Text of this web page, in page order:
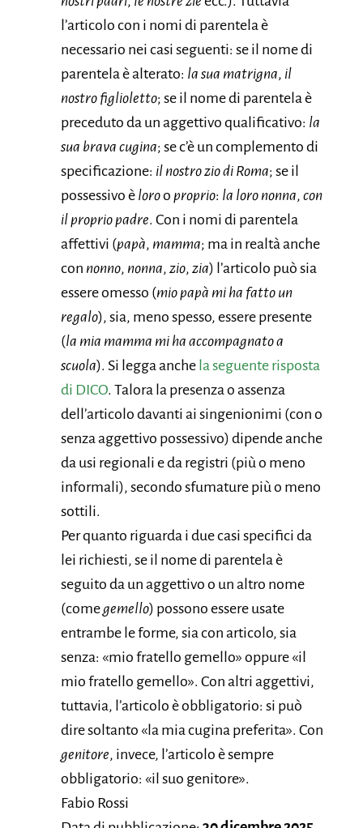
l’articolo con i nomi di parentela è
necessario nei casi seguenti: se il nome di
parentela è alterato: la sua matrigna, il
nostro figlioletto; se il nome di parentela è
preceduto da un aggettivo qualificativo: la
sua brava cugina; se c’è un complemento di
specificazione: il nostro zio di Roma; se il
possessivo è loroo proprio: la loro nonna, con
il proprio padre. Con i nomi di parentela
affettivi (papà, mamma; ma in realtà anche
con nonno, nonna, zio, zia) l’articolo può sia
essere omesso (mio papà mi ha fatto un
regalo), sia, meno spesso, essere presente
(la mia mamma mi ha accompagnato a
scuola). Si legga anche la seguente risposta
di DICO. Talora la presenza o assenza
dell’articolo davanti ai singenionimi (con o
senza aggettivo possessivo) dipende anche
da usi regionali e da registri (più o meno
informali), secondo sfumature più o meno
sottili.
Per quanto riguarda i due casi specifici da
lei richiesti, se il nome di parentela è
seguito da un aggettivo o un altro nome
(come gemello) possono essere usate
entrambe le forme, sia con articolo, sia
senza: «mio fratello gemello» oppure «il
mio fratello gemello». Con altri aggettivi,
tuttavia, l’articolo è obbligatorio: si può
dire soltanto «la mia cugina preferita». Con
genitore, invece, l’articolo è sempre
obbligatorio: «il suo genitore».
Fabio Rossi